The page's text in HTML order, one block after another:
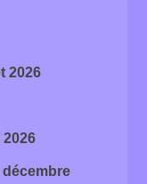
2026
2026
décembre